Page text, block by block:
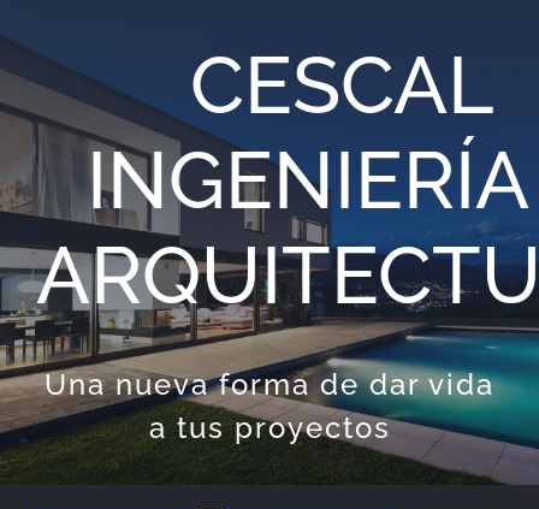
contenido
CESCAL
Una nueva forma de dar vida
a tus proyectos